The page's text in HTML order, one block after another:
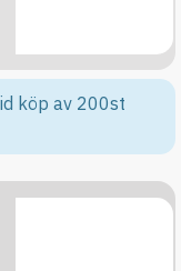
köp av 200st